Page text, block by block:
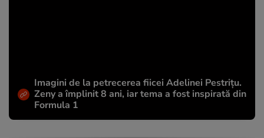
Imagini de la petrecerea fiicei Adelinei Pestrițu.
Zeny a împlinit 8 ani, iar tema a fost inspirată din
Formula 1